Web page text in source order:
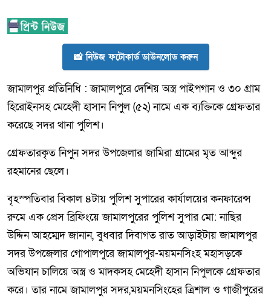
📸 নিউজ ফটোকার্ড ডাউনলোড করুন
জামালপুর প্রতিনিধি : জামালপুরে দেশিয় অস্ত্র পাইপগান ও ৩০ গ্রাম
হিরোইনসহ মেহেদী হাসান নিপুল (৫২) নামে এক ব্যক্তিকে গ্রেফতার
করেছে সদর থানা পুলিশ।
গ্রেফতারকৃত নিপুন সদর উপজেলার জামিরা গ্রামের মৃত আব্দুর
রহমানের ছেলে।
বৃহস্পতিবার বিকাল ৪টায় পুলিশ সুপারের কার্যালয়ের কনফারেন্স
রুমে এক প্রেস ব্রিফিংয়ে জামালপুরের পুলিশ সুপার মো: নাছির
উদ্দিন আহম্মেদ জানান, বুধবার দিবাগত রাত আড়াইটায় জামালপুর
সদর উপজেলার গোপালপুরে জামালপুর-ময়মনসিংহ মহাসড়কে
অভিযান চালিয়ে অস্ত্র ও মাদকসহ মেহেদী হাসান নিপুলকে গ্রেফতার
করে। তার নামে জামালপুর সদর,ময়মনসিংহের ত্রিশাল ও গাজীপুরের